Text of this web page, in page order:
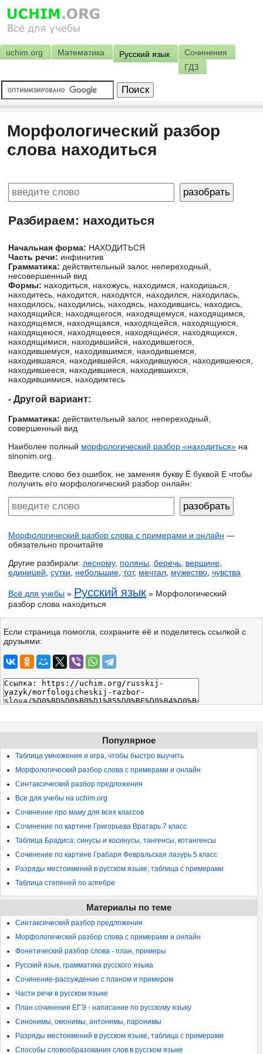
uchim.org Математика Русский язык
Сочинения
ГДЗ
Морфологический разбор
слова находиться
Разбираем: находиться
Начальная форма: НАХОДИТЬСЯ
Часть речи: инфинитив
Грамматика: действительный залог, непереходный,
несовершенный вид
Формы: находиться, нахожусь, находимся, находишься,
находитесь, находится, находятся, находился, находилась,
находилось, находились, находясь, находившись, находись,
находящийся, находящегося, находящемуся, находящимся,
находящемся, находящаяся, находящейся, находящуюся,
находящеюся, находящееся, находящиеся, находящихся,
находящимися, находившийся, находившегося,
находившемуся, находившимся, находившемся,
находившаяся, находившейся, находившуюся, находившеюся,
находившееся, находившиеся, находившихся,
находившимися, находимтесь
- Другой вариант:
Грамматика: действительный залог, непереходный,
совершенный вид
Наиболее полный морфологический разбор «находиться» на
sinonim.org.
Введите слово без ошибок, не заменяя букву Ё буквой Е чтобы
получить его морфологический разбор онлайн:
Морфологический разбор слова с примерами и онлайн —
обязательно прочитайте
Другие разбирали: лесному, поляны беречь вершине
единицей сутки небольшие тот, мечтал мужество чувства
Всё для учебы » Русский язык » Морфологический
разбор слова находиться
Если страница помогла, сохраните её и поделитесь ссылкой с
друзьями:
Популярное
Таблица умножения и игра, чтобы быстро выучить
Морфологический разбор слова с примерами и онлайн
Синтаксический разбор предложения
Все для учебы на uchim.org
Сочинение про маму для всех классов
Сочинение по картине Григорьева Вратарь 7 класс
Таблица Брадиса: синусы и косинусы, тангенсы, котангенсы
Сочинение по картине Грабаря Февральская лазурь 5 класс
Разряды местоимений в русском языке, таблица с примерами
Таблица степеней по алгебре
Материалы по теме
Синтаксический разбор предложения
Морфологический разбор слова с примерами и онлайн
Фонетический разбор слова - план, примеры
Русский язык, грамматика русского языка
Сочинение-рассуждение с планом и примером
Части речи в русском языке
План сочинения ЕГЭ - написание по русскому языку
Синонимы, омонимы, антонимы, паронимы
Разряды местоимений в русском языке, таблица с примерами
Способы словообразования слов в русском языке